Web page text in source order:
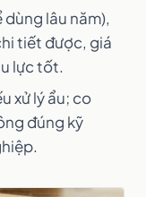
lâu năm),
tiết được, giá
lực tốt.
xử lý ẩu; co
đúng kỹ